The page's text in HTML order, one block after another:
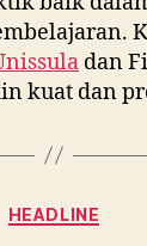
dan
kuat dan
Categories
HEADLINE